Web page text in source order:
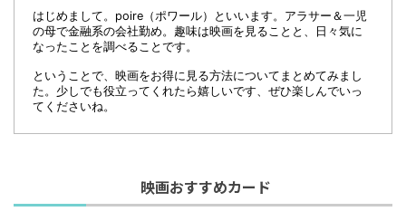
はじめまして。poire（ポワール）といいます。アラサー＆一児
の母で金融系の会社勤め。趣味は映画を見ることと、日々気に
なったことを調べることです。
ということで、映画をお得に見る方法についてまとめてみまし
た。少しでも役立ってくれたら嬉しいです、ぜひ楽しんでいっ
てくださいね。
映画おすすめカード